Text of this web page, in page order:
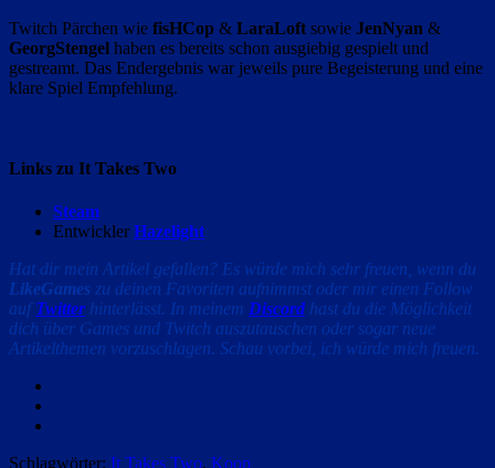
Twitch Pärchen wie fisHCop & LaraLoft sowie JenNyan &
GeorgStengel haben es bereits schon ausgiebig gespielt und
gestreamt. Das Endergebnis war jeweils pure Begeisterung und eine
klare Spiel Empfehlung.
Links zu It Takes Two
Steam
Entwickler Hazelight
Hat dir mein Artikel gefallen? Es würde mich sehr freuen, wenn du
LikeGames zu deinen Favoriten aufnimmst oder mir einen Follow
aufTwitter hinterlässt. In meinem Discord hast du die Möglichkeit
dich über Games und Twitch auszutauschen oder sogar neue
Artikelthemen vorzuschlagen. Schau vorbei, ich würde mich freuen.
Schlagwörter: It Takes Two, Koop